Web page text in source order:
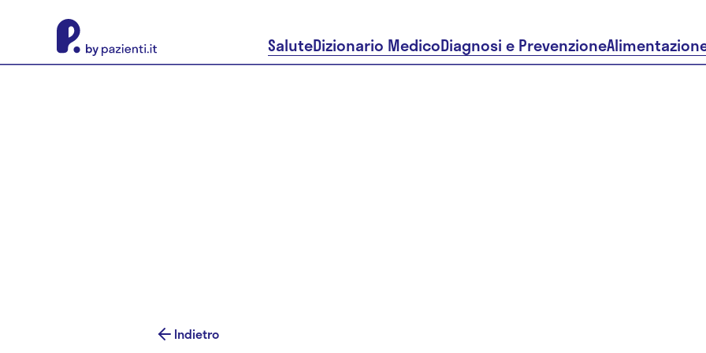
SaluteDizionario MedicoDiagnosi e Prevenzione
Indietro